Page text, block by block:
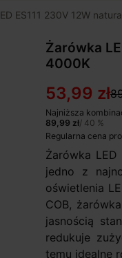
ES111 230V 12W
Żarówka
4000K
53,99 zł
Najniższa
89,99 zł/ 40 %
Regularna cena
Żarówka
jedno z
oświetlenia
COB,
jasnością
redukuje
temu idealne